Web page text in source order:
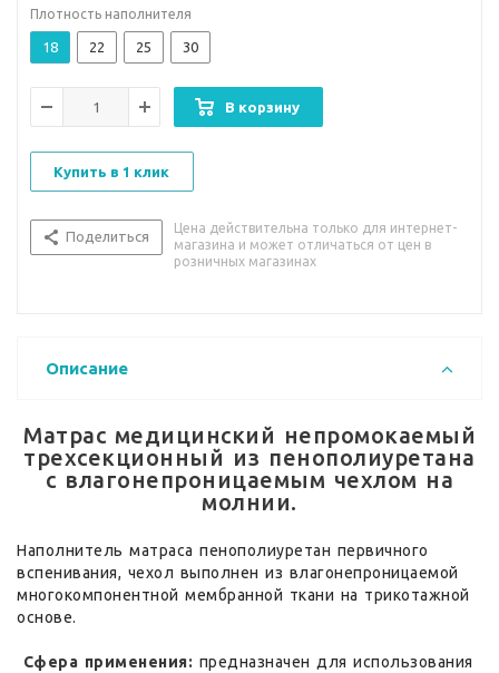
Плотность наполнителя
18 22 25 30
В корзину
Купить в 1 клик
Поделиться
Цена действительна только для интернет-
магазина и может отличаться от цен в
розничных магазинах
Описание
Матрас медицинский непромокаемый
трехсекционный из пенополиуретана
с влагонепроницаемым чехлом на
молнии.
Наполнитель матраса пенополиуретан первичного
вспенивания, чехол выполнен из влагонепроницаемой
многокомпонентной мембранной ткани на трикотажной
основе.
Сфера применения: предназначен для использования